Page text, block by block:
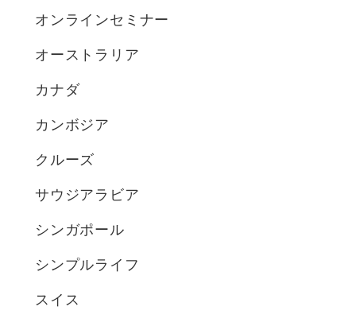
オンラインセミナー
オーストラリア
カナダ
カンボジア
クルーズ
サウジアラビア
シンガポール
シンプルライフ
スイス